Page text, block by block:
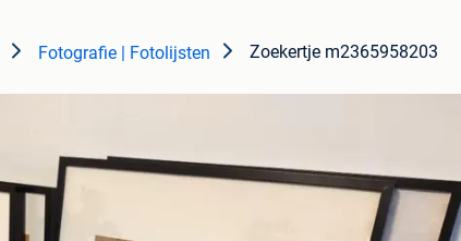
Fotografie | Fotolijsten Zoekertje m2365958203